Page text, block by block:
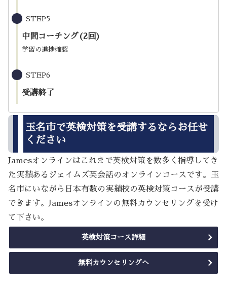
STEP5
中間コーチング(2回)
学習の進捗確認
STEP6
受講終了
玉名市で英検対策を受講するならお任せ
ください
Jamesオンラインはこれまで英検対策を数多く指導してき
た実績あるジェイムズ英会話のオンラインコースです。玉
名市にいながら日本有数の実績校の英検対策コースが受講
できます。Jamesオンラインの無料カウンセリングを受け
て下さい。
英検対策コース詳細
無料カウンセリングへ